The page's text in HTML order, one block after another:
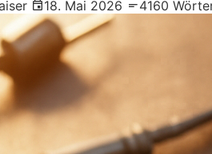
18. Mai 2026 4160